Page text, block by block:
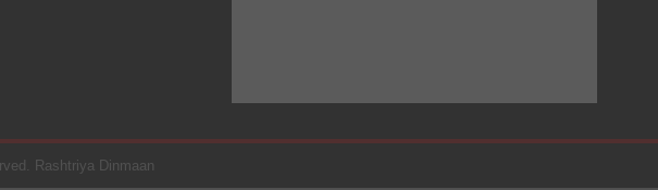
Rashtriya Dinmaan